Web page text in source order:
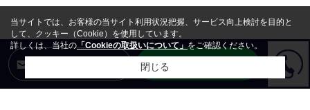
LINEからお問合せ
当サイトでは、お客様の当サイト利用状況把握、サービス向上検討を目的と
して、クッキー（Cookie）を使用しています。
詳しくは、当社の「Cookieの取扱いについて」をご確認ください。
閉じる